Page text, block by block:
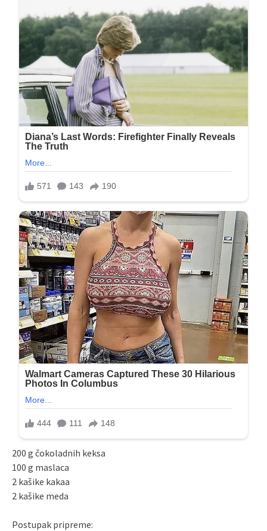
200 g čokoladnih keksa
100 g maslaca
2 kašike kakaa
2 kašike meda
Postupak pripreme: